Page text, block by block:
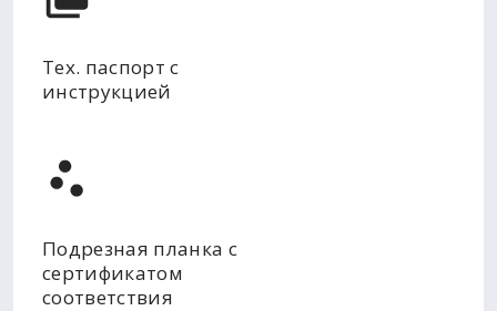
Тех. паспорт с
инструкцией
Подрезная планка с
сертификатом
соответствия